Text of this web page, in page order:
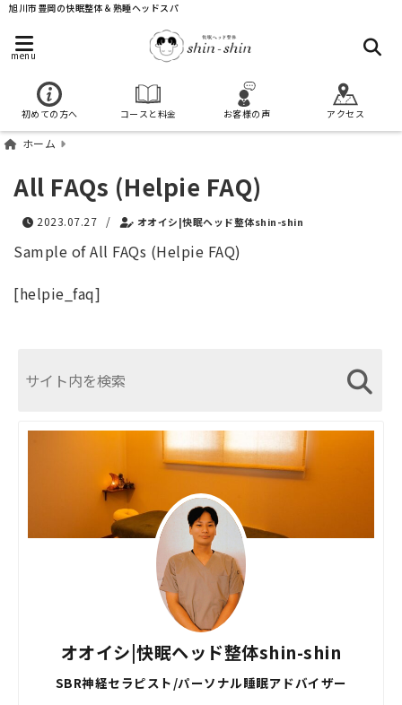
旭川市豊岡の快眠整体＆熟睡ヘッドスパ
menu
初めての方へ コースと料金 お客様の声 アクセス
ホーム
All FAQs (Helpie FAQ)
2023.07.27 / オオイシ|快眠ヘッド整体shin-shin
Sample of All FAQs (Helpie FAQ)
[helpie_faq]
オオイシ|快眠ヘッド整体shin-shin
SBR神経セラピスト/パーソナル睡眠アドバイザー